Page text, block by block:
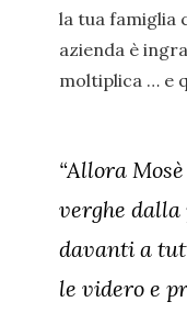
la tua famiglia
azienda è
moltiplica … e
“Allora
verghe dalla
davanti a
le videro e